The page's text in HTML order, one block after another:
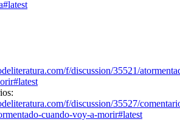
f/discussion/35521/
f/discussion/35527/
cuando-voy-a-morir#latest